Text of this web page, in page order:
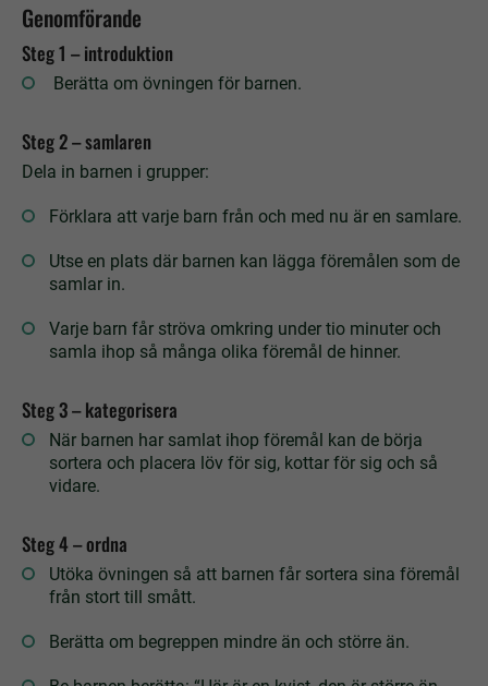
Genomförande
Steg 1 – introduktion
Berätta om övningen för barnen.
Steg 2 – samlaren
Dela in barnen i grupper:
Förklara att varje barn från och med nu är en samlare.
Utse en plats där barnen kan lägga föremålen som de
samlar in.
Varje barn får ströva omkring under tio minuter och
samla ihop så många olika föremål de hinner.
Steg 3 – kategorisera
När barnen har samlat ihop föremål kan de börja
sortera och placera löv för sig, kottar för sig och så
vidare.
Steg 4 – ordna
Utöka övningen så att barnen får sortera sina föremål
från stort till smått.
Berätta om begreppen mindre än och större än.